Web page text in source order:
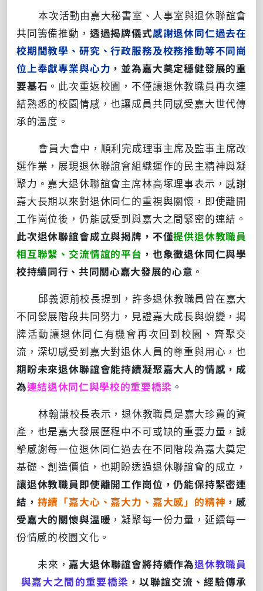
本次活動由嘉大秘書室、人事室與退休聯誼會
共同籌備推動， 透過揭牌儀式感謝退休同仁過去在
校期間教學、研究、行政服務及校務推動等不同崗
位上奉獻專業與心力 ，並為嘉大奠定穩健發展的重
要基石 。此次重返校園，不僅讓退休教職員再次連
結熟悉的校園情感，也讓成員共同感受嘉大世代傳
承的溫度。
會員大會中，順利完成理事主席及監事主席改
選作業，展現退休聯誼會組織運作的民主精神與凝
聚力。嘉大退休聯誼會主席林高塚理事表示，感謝
嘉大長期以來對退休同仁的重視與關懷，即使離開
工作崗位後，仍能感受到與嘉大之間緊密的連結。
此次退休聯誼會成立與揭牌，不僅提供退休教職員
相互聯繫、交流情誼的平台 ，也象徵退休同仁與學
校持續同行、共同關心嘉大發展的心意 。
邱義源前校長提到，許多退休教職員曾在嘉大
不同發展階段共同努力，見證嘉大成長與蛻變，揭
牌活動讓退休同仁有機會再次回到校園、齊聚交
流，深切感受到嘉大對退休人員的尊重與用心，也
期盼未來退休聯誼會能持續凝聚嘉大人的情感，成
為連結退休同仁與學校的重要橋梁 。
林翰謙校長表示，退休教職員是嘉大珍貴的資
產，也是嘉大發展歷程中不可或缺的重要力量，誠
摯感謝每一位退休同仁過去在不同階段為嘉大奠定
基礎、創造價值，也期盼透過退休聯誼會的成立，
讓退休教職員即使離開工作崗位，仍能保持緊密連
結， 持續「嘉大心、嘉大力、嘉大感」的精神 ，感
受嘉大的關懷與溫暖 ，凝聚每一份力量，延續每一
份情感的校園文化。
未來， 嘉大退休聯誼會將持續作為退休教職員
與嘉大之間的重要橋梁 ，以聯誼交流、經驗傳承